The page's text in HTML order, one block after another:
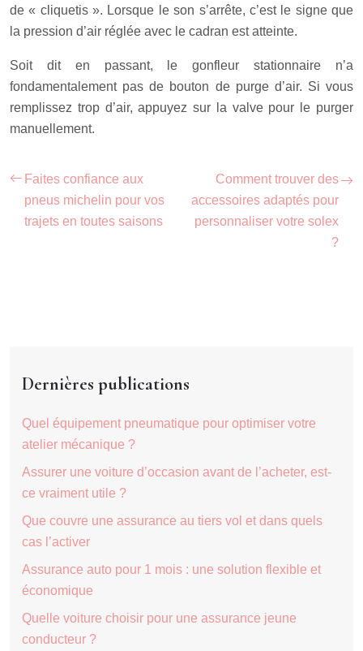
de « cliquetis ». Lorsque le son s’arrête, c’est le signe que
la pression d’air réglée avec le cadran est atteinte.
Soit dit en passant, le gonfleur stationnaire n’a
fondamentalement pas de bouton de purge d’air. Si vous
remplissez trop d’air, appuyez sur la valve pour le purger
manuellement.
Faites confiance aux
pneus michelin pour vos
trajets en toutes saisons
Comment trouver des
accessoires adaptés pour
personnaliser votre solex
?
Dernières publications
Quel équipement pneumatique pour optimiser votre
atelier mécanique ?
Assurer une voiture d’occasion avant de l’acheter, est-
ce vraiment utile ?
Que couvre une assurance au tiers vol et dans quels
cas l’activer
Assurance auto pour 1 mois : une solution flexible et
économique
Quelle voiture choisir pour une assurance jeune
conducteur ?